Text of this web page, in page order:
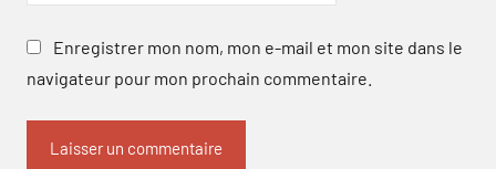
Enregistrer mon nom, mon e-mail et mon site dans le
navigateur pour mon prochain commentaire.